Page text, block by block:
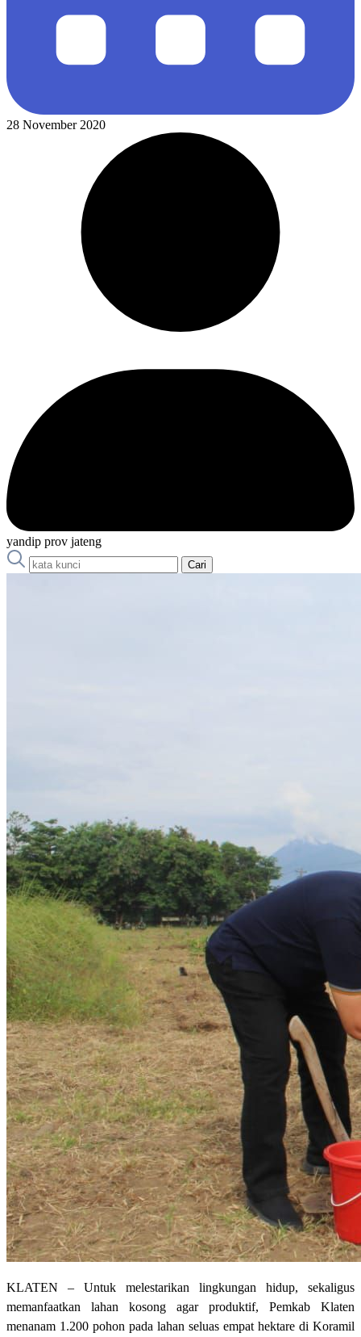
28 November 2020
yandip prov jateng
Cari
KLATEN – Untuk melestarikan lingkungan hidup, sekaligus
memanfaatkan lahan kosong agar produktif, Pemkab Klaten
menanam 1.200 pohon pada lahan seluas empat hektare di Koramil